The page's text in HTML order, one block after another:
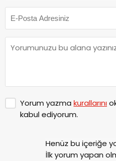
Yorum yazma kurallarını
kabul ediyorum.
Henüz bu içeriğe
İlk yorum yapan